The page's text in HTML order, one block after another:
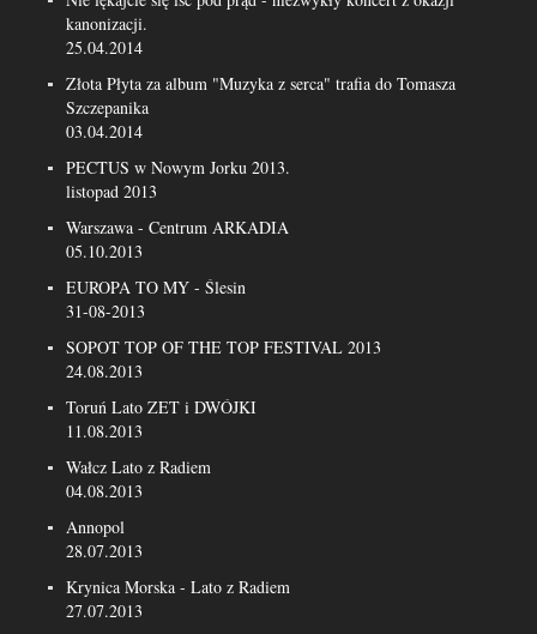
kanonizacji.
25.04.2014
Złota Płyta za album "Muzyka z serca" trafia do Tomasza
Szczepanika
03.04.2014
PECTUS w Nowym Jorku 2013.
listopad 2013
Warszawa - Centrum ARKADIA
05.10.2013
EUROPA TO MY - Ślesin
31-08-2013
SOPOT TOP OF THE TOP FESTIVAL 2013
24.08.2013
Toruń Lato ZET i DWÓJKI
11.08.2013
Wałcz Lato z Radiem
04.08.2013
Annopol
28.07.2013
Krynica Morska - Lato z Radiem
27.07.2013